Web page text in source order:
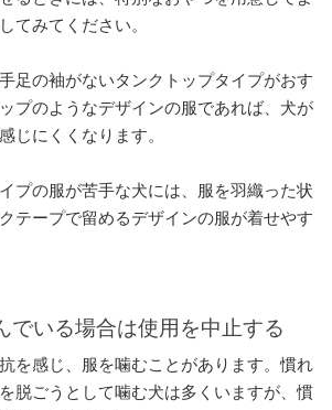
てみてください。
足の袖がないタンクトップタイプがおす
プのようなデザインの服であれば、犬が
じにくくなります。
プの服が苦手な犬には、服を羽織った状
テープで留めるデザインの服が着せやす
でいる場合は使用を中止する
を感じ、服を噛むことがあります。慣れ
脱ごうとして噛む犬は多くいますが、慣